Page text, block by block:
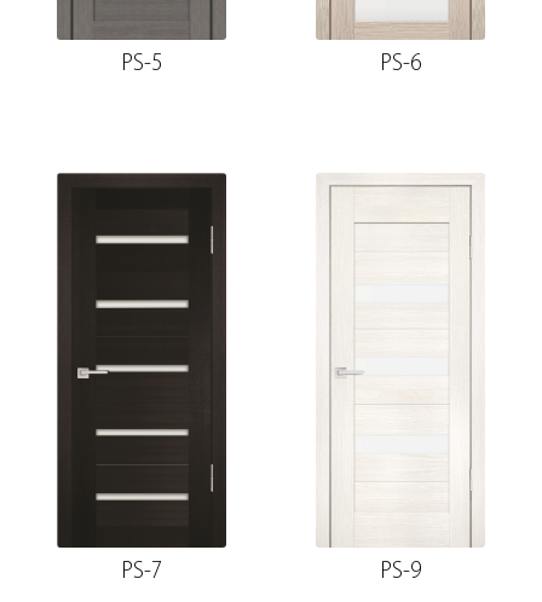
PS-5 PS-6
PS-7 PS-9